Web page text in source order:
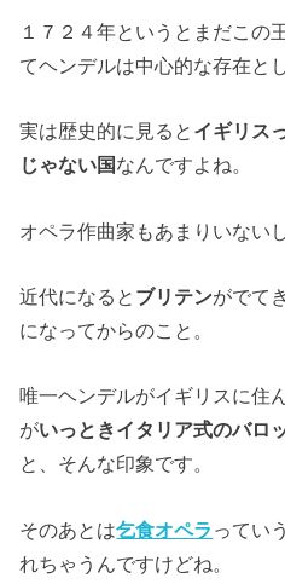
１７２４年というとまだこの
てヘンデルは中心的な存在と
実は歴史的に見ると イギリス
じゃない国なんですよね。
オペラ作曲家もあまりいないし
近代になると ブリテンがでて
になってからのこと。
唯一ヘンデルがイギリスに住
がいっときイタリア式のバロ
と、そんな印象です。
そのあとは乞食オペラ ってい
れちゃうんですけどね。